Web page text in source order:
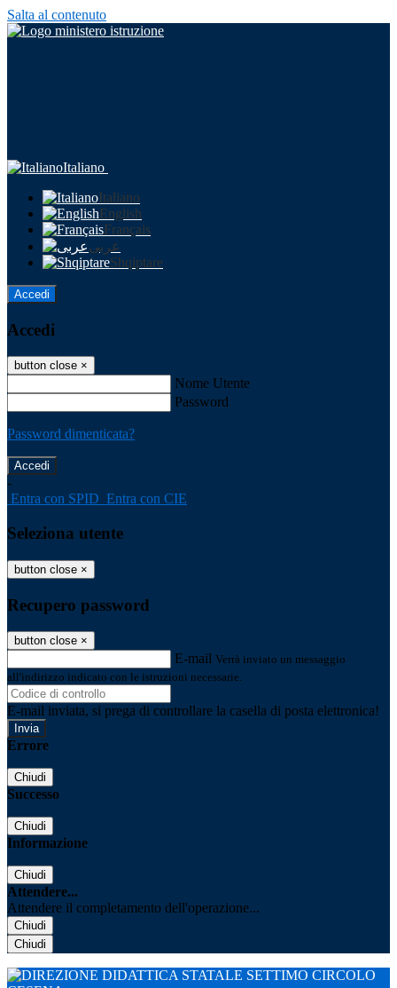
Salta al contenuto
Italiano
Italiano
English
Français
عربى
Shqiptare
Accedi
Accedi
button close ×
Nome Utente
Password
Password dimenticata?
-
Entra con SPID Entra con CIE
Seleziona utente
button close ×
Recupero password
button close ×
E-mail Verrà inviato un messaggio
all'indirizzo indicato con le istruzioni necessarie.
E-mail inviata, si prega di controllare la casella di posta elettronica!
Errore
Chiudi
Successo
Chiudi
Informazione
Chiudi
Attendere...
Attendere il completamento dell'operazione...
Chiudi
Chiudi